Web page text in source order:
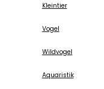
Kleintier
Vogel
Wildvogel
Aquaristik